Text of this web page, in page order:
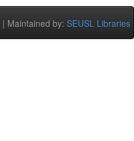
Maintained by: SEUSL Libraries